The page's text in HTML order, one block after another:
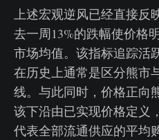
上述宏观逆风已经直接
去一周13%的跌幅使价格
市场均值。该指标追踪活
在历史上通常是区分熊市
线。与此同时，价格正向
该下沿由已实现价格定义
代表全部流通供应的平均